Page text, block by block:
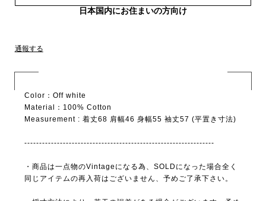
日本国内にお住まいの方向け
通報する
Color：Off white
Material：100% Cotton
Measurement : 着丈68 肩幅46 身幅55 袖丈57 (平置き寸法)
----------------------------------------------------------------
・商品は一点物のVintageになる為、SOLDになった場合全く
同じアイテムの再入荷はございません、予めご了承下さい。